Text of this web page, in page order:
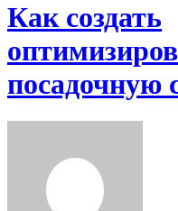
Как создать
посадочную